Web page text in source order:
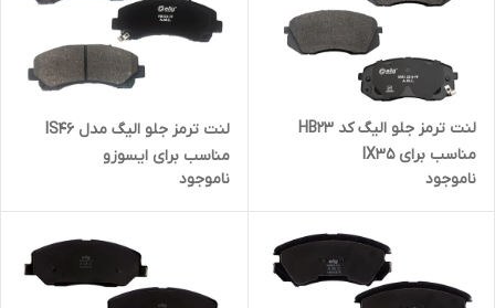
لنت ترمز جلو الیگ کد HB23
مناسب برای IX35
ناموجود
لنت ترمز جلو الیگ مدل IS46
مناسب برای ایسوزو
ناموجود